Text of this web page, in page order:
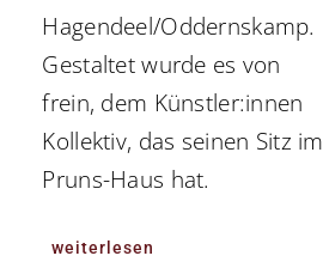
Hagendeel/Oddernskamp.
Gestaltet wurde es von
frein, dem Künstler:innen
Kollektiv, das seinen Sitz im
Pruns-Haus hat.
weiterlesen